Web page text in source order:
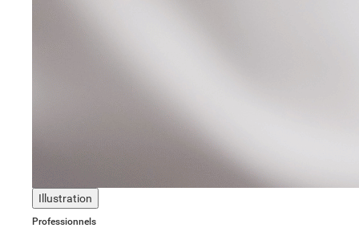
Illustration
Professionnels